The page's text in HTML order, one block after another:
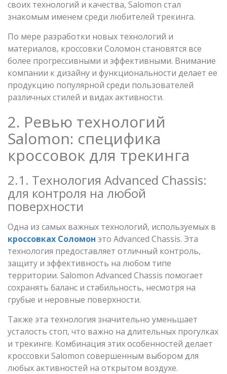
своих технологий и качества, Salomon стал
знакомым именем среди любителей трекинга.
По мере разработки новых технологий и
материалов, кроссовки Соломон становятся все
более прогрессивными и эффективными. Внимание
компании к дизайну и функциональности делает ее
продукцию популярной среди пользователей
различных стилей и видах активности.
2. Ревью технологий
Salomon: специфика
кроссовок для трекинга
2.1. Технология Advanced Chassis:
для контроля на любой
поверхности
Одна из самых важных технологий, используемых в
кроссовках Соломон это Advanced Chassis. Эта
технология предоставляет отличный контроль,
защиту и эффективность на любом типе
территории. Salomon Advanced Chassis помогает
сохранять баланс и стабильность, несмотря на
грубые и неровные поверхности.
Также эта технология значительно уменьшает
усталость стоп, что важно на длительных прогулках
и трекинге. Комбинация этих особенностей делает
кроссовки Salomon совершенным выбором для
любых активностей на открытом воздухе.